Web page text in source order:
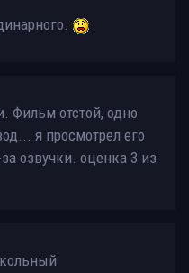
Фильм отстой, одно
я просмотрел его
озвучки. оценка 3 из